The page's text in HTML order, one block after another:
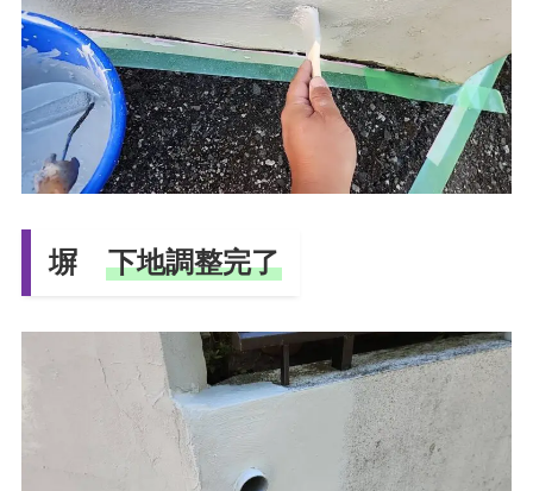
塀 下地調整完了